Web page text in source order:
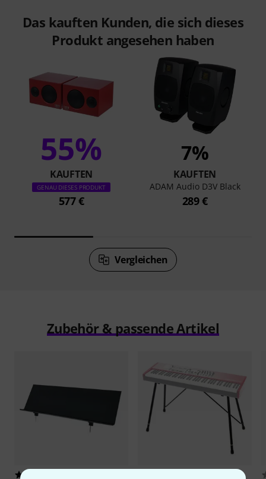
Das kauften Kunden, die sich dieses
Produkt angesehen haben
55%
KAUFTEN
GENAU DIESES PRODUKT
577 €
7%
KAUFTEN
ADAM Audio D3V Black
289 €
Vergleichen
Zubehör & passende Artikel